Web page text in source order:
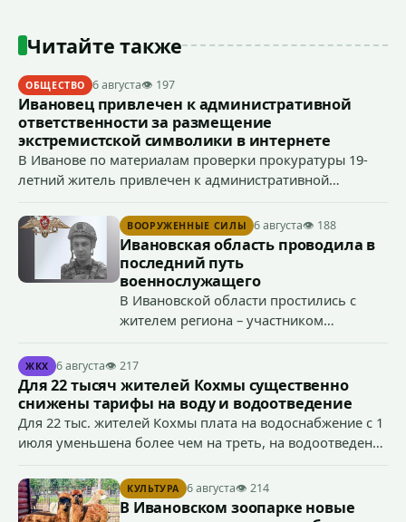
Читайте также
ОБЩЕСТВО 6 августа👁 197
Ивановец привлечен к административной
ответственности за размещение
экстремистской символики в интернете
В Иванове по материалам проверки прокуратуры 19-
летний житель привлечен к административной
демонстрирование символики экстремистской
организации, если эти действия не содержат признаков
уголовно наказуемого деяния) за размещение
экстремистской символики в сети Интернет.
ВООРУЖЕННЫЕ СИЛЫ 6 августа👁 188
Ивановская область проводила в
последний путь
военнослужащего
В Ивановской области простились с
жителем региона – участником
Антоном Тумановым.
ЖКХ 6 августа👁 217
Для 22 тысяч жителей Кохмы существенно
снижены тарифы на воду и водоотведение
Для 22 тыс. жителей Кохмы плата на водоснабжение с 1
июля уменьшена более чем на треть, на водоотведение
началу работы в городе областного предприятия
«Водоканал.
КУЛЬТУРА 6 августа👁 214
В Ивановском зоопарке новые